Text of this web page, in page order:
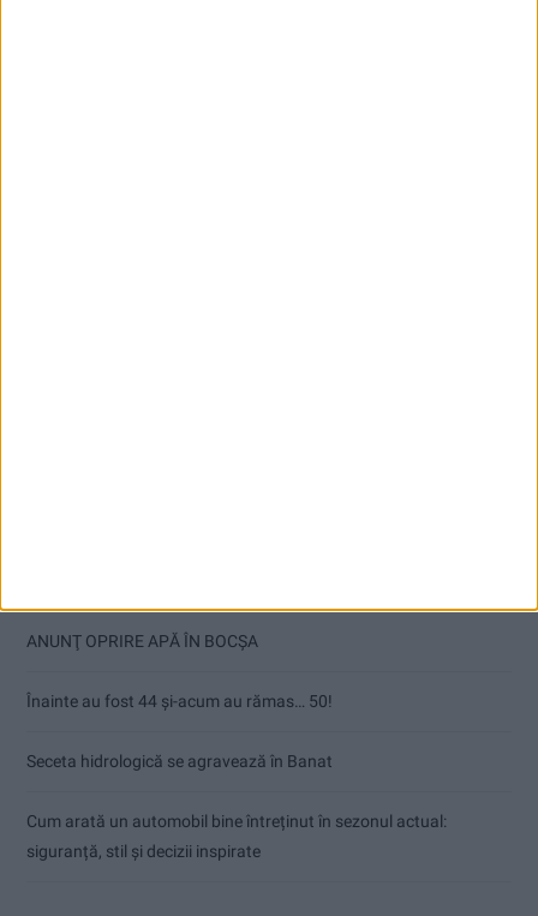
ANUNŢ OPRIRE APĂ ÎN BOCȘA
Înainte au fost 44 și-acum au rămas… 50!
Seceta hidrologică se agravează în Banat
Cum arată un automobil bine întreținut în sezonul actual:
siguranță, stil și decizii inspirate